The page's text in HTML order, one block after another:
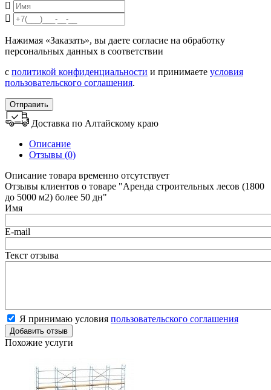
Нажимая «Заказать», вы даете согласие на обработку
персональных данных в соответствии
с политикой конфиденциальности и принимаете условия
пользовательского соглашения.
Отправить
Доставка по Алтайскому краю
Описание
Отзывы (0)
Описание товара временно отсутствует
Отзывы клиентов о товаре "Аренда строительных лесов (1800
до 5000 м2) более 50 дн"
Имя
E-mail
Текст отзыва
Я принимаю условия пользовательского соглашения
Похожие услуги